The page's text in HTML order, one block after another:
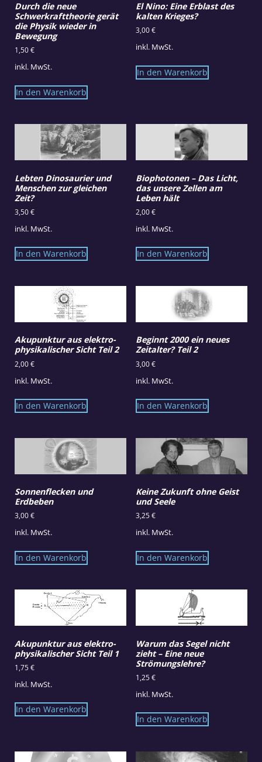
Durch die neue
Schwerkrafttheorie gerät
die Physik wieder in
Bewegung
1,50€
inkl. MwSt.
In den Warenkorb
El Nino: Eine Erblast des
kalten Krieges?
3,00€
inkl. MwSt.
In den Warenkorb
Lebten Dinosaurier und
Menschen zur gleichen
Zeit?
3,50€
inkl. MwSt.
In den Warenkorb
Biophotonen – Das Licht,
das unsere Zellen am
Leben hält
2,00€
inkl. MwSt.
In den Warenkorb
Akupunktur aus elektro-
physikalischer Sicht Teil 2
2,00€
inkl. MwSt.
In den Warenkorb
Beginnt 2000 ein neues
Zeitalter? Teil 2
3,00€
inkl. MwSt.
In den Warenkorb
Sonnenflecken und
Erdbeben
3,00€
inkl. MwSt.
In den Warenkorb
Keine Zukunft ohne Geist
und Seele
3,25€
inkl. MwSt.
In den Warenkorb
Akupunktur aus elektro-
physikalischer Sicht Teil 1
1,75€
inkl. MwSt.
In den Warenkorb
Warum das Segel nicht
zieht – Eine neue
Strömungslehre?
1,25€
inkl. MwSt.
In den Warenkorb